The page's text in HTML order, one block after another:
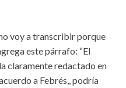
voy a transcribir porque
este párrafo: “El
claramente redactado en
a Febrés,, podría